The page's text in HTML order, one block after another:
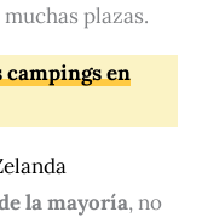
plazas.
campings en
la mayoría, no